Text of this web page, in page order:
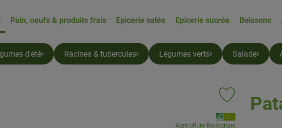
Pain, oeufs & produits frais Epicerie salée Epicerie sucrée Boissons
d'été Racines & tubercules Légumes verts Salade
Ajouter le produit
, Association:
Agriculture Biologique